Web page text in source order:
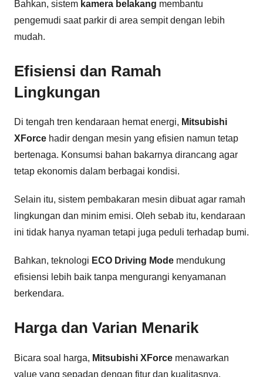
Bahkan, sistem kamera belakang membantu
pengemudi saat parkir di area sempit dengan lebih
mudah.
Efisiensi dan Ramah
Lingkungan
Di tengah tren kendaraan hemat energi, Mitsubishi
XForce hadir dengan mesin yang efisien namun tetap
bertenaga. Konsumsi bahan bakarnya dirancang agar
tetap ekonomis dalam berbagai kondisi.
Selain itu, sistem pembakaran mesin dibuat agar ramah
lingkungan dan minim emisi. Oleh sebab itu, kendaraan
ini tidak hanya nyaman tetapi juga peduli terhadap bumi.
Bahkan, teknologi ECO Driving Mode mendukung
efisiensi lebih baik tanpa mengurangi kenyamanan
berkendara.
Harga dan Varian Menarik
Bicara soal harga, Mitsubishi XForce menawarkan
value yang sepadan dengan fitur dan kualitasnya.